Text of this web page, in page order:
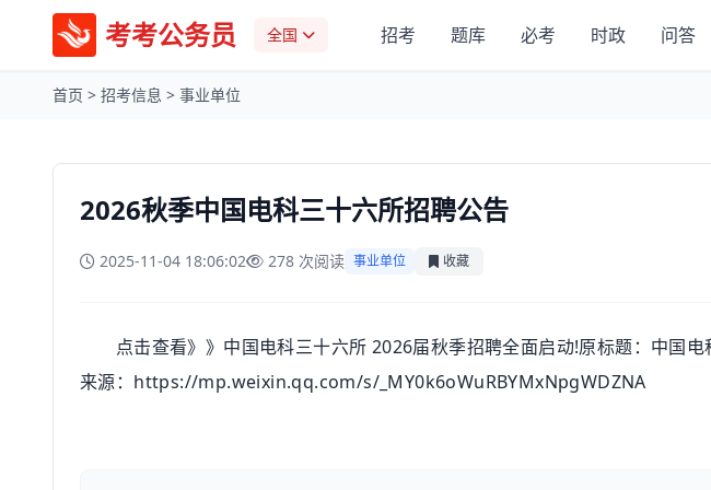
考考公务员 全国 招考 题库 必考 时政 问答
首页 > 招考信息 > 事业单位
2026秋季中国电科三十六所招聘公告
2025-11-04 18:06:02 278 次阅读 事业单位 收藏
点击查看》》中国电科三十六所 2026届秋季招聘全面启动!原标题：中国电
来源：https://mp.weixin.qq.com/s/_MY0k6oWuRBYMxNpgWDZNA